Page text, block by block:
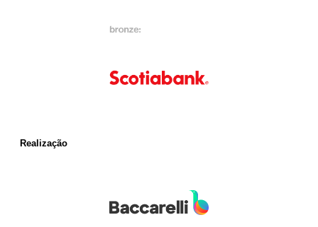
Realização